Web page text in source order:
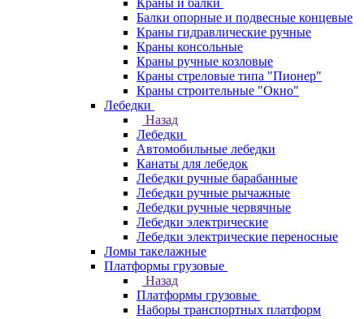
Краны и балки
Балки опорные и подвесные концевые
Краны гидравлические ручные
Краны консольные
Краны ручные козловые
Краны стреловые типа "Пионер"
Краны строительные "Окно"
Лебедки
Назад
Лебедки
Автомобильные лебедки
Канаты для лебедок
Лебедки ручные барабанные
Лебедки ручные рычажные
Лебедки ручные червячные
Лебедки электрические
Лебедки электрические переносные
Ломы такелажные
Платформы грузовые
Назад
Платформы грузовые
Наборы транспортных платформ